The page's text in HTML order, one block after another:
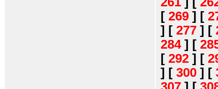
[ 269 ] [
] [ 277 ] [
284] [
[ 292 ] [
] [ 300 ] [